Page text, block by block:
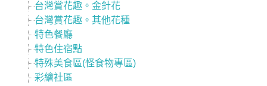
台灣賞花趣。金針花
台灣賞花趣。其他花種
特色餐廳
特色住宿點
特殊美食區(怪食物專區)
彩繪社區